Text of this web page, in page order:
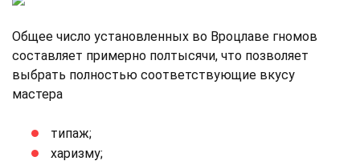
Общее число установленных во Вроцлаве гномов
составляет примерно полтысячи, что позволяет
выбрать полностью соответствующие вкусу
мастера
типаж;
харизму;